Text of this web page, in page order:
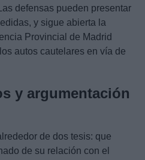
defensas pueden presentar
y sigue abierta la
Provincial de Madrid
autos cautelares en vía de
y argumentación
de dos tesis: que
de su relación con el